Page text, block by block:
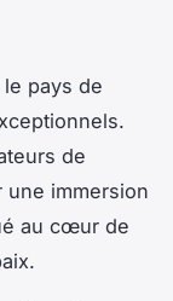
pays de
de
immersion
au cœur de